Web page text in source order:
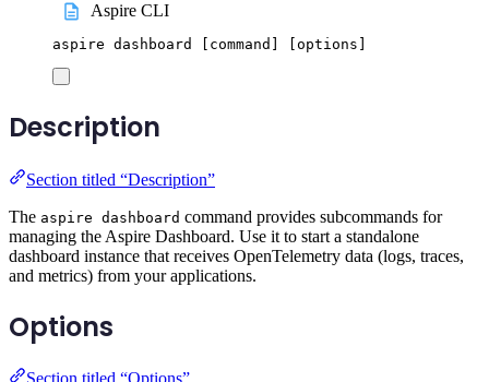
Aspire CLI
aspire dashboard [command] options
Description
Section titled “Description”
The aspire dashboard command provides subcommands for
managing the Aspire Dashboard. Use it to start a standalone
dashboard instance that receives OpenTelemetry data (logs, traces,
and metrics) from your applications.
Options